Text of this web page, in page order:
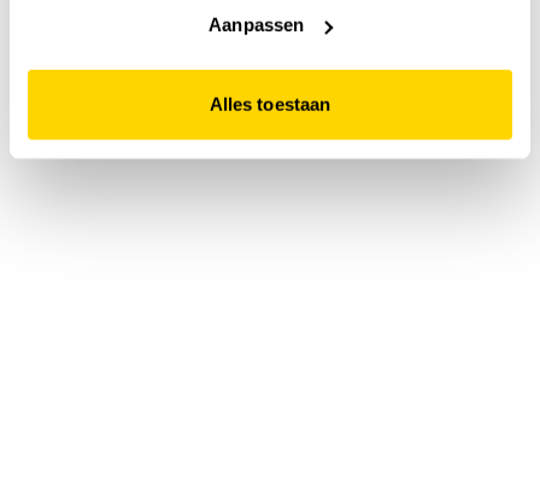
website niet optimaal functioneert.
Aanpassen
Alles toestaan